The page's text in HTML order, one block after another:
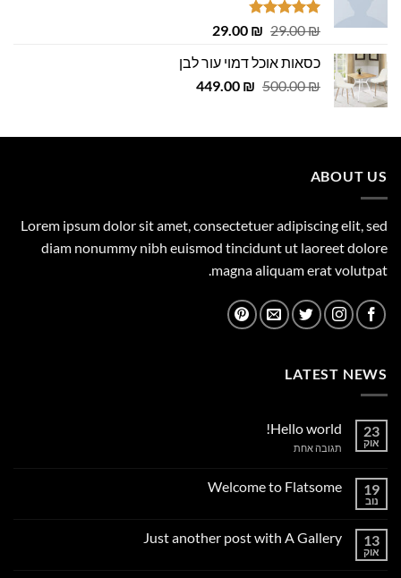
דורג4.75
29.00₪
המחיר
היה:
29.00 ₪.
29.00 ₪
המחיר
הוא:
29.00 ₪.
כסאות אוכל דמוי עור לבן
500.00₪
המחיר
500.00 ₪.
449.00 ₪
המחיר
449.00 ₪.
ABOUT US
Lorem ipsum dolor sit amet, consectetuer adipiscing elit, sed
diam nonummy nibh euismod tincidunt ut laoreet dolore
magna aliquam erat volutpat.
LATEST NEWS
23
אוק
Hello world!
תגובה אחתעל
19
נוב
Welcome to Flatsome
Welcome
13
אוק
Just another post with A Gallery